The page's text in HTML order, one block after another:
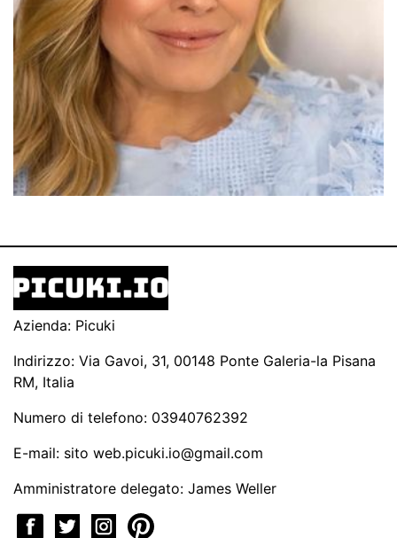
Azienda: Picuki
Indirizzo: Via Gavoi, 31, 00148 Ponte Galeria-la Pisana
RM, Italia
Numero di telefono: 03940762392
E-mail: sito web.picuki.io@gmail.com
Amministratore delegato: James Weller